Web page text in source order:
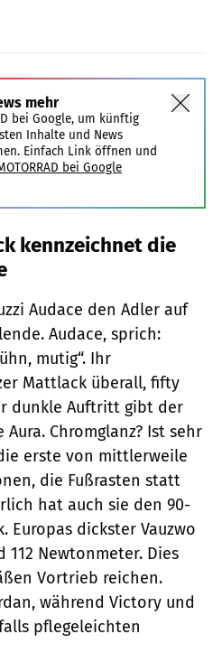
mehr
bei Google, um künftig
Inhalte und News
Einfach Link öffnen und
bei Google
kennzeichnet die
Audace den Adler auf
Audace, sprich:
mutig“. Ihr
Mattlack überall, fifty
dunkle Auftritt gibt der
Chromglanz? Ist sehr
erste von mittlerweile
die Fußrasten statt
hat auch sie den 90-
Europas dickster Vauzwo
112 Newtonmeter. Dies
Vortrieb ­reichen.
während Victory und
pflegeleichten